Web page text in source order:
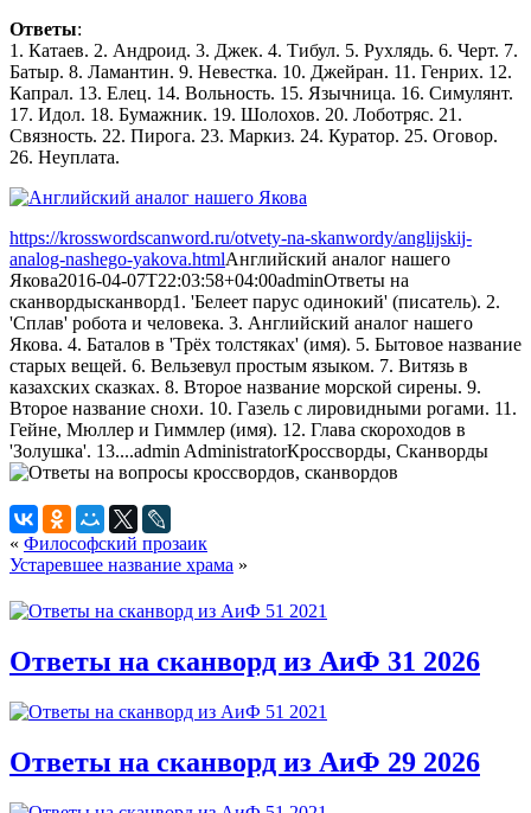
Ответы:
1. Катаев. 2. Андроид. 3. Джек. 4. Тибул. 5. Рухлядь. 6. Черт. 7.
Батыр. 8. Ламантин. 9. Невестка. 10. Джейран. 11. Генрих. 12.
Капрал. 13. Елец. 14. Вольность. 15. Язычница. 16. Симулянт.
17. Идол. 18. Бумажник. 19. Шолохов. 20. Лоботряс. 21.
Связность. 22. Пирога. 23. Маркиз. 24. Куратор. 25. Оговор.
26. Неуплата.
https://krosswordscanword.ru/otvety-na-skanwordy/anglijskij-
analog-nashego-yakova.htmlАнглийский аналог нашего
Якова2016-04-07T22:03:58+04:00adminОтветы на
сканвордысканворд1. 'Белеет парус одинокий' (писатель). 2.
'Сплав' робота и человека. 3. Английский аналог нашего
Якова. 4. Баталов в 'Трёх толстяках' (имя). 5. Бытовое название
старых вещей. 6. Вельзевул простым языком. 7. Витязь в
казахских сказках. 8. Второе название морской сирены. 9.
Второе название снохи. 10. Газель с лировидными рогами. 11.
Гейне, Мюллер и Гиммлер (имя). 12. Глава скороходов в
'Золушка'. 13....admin AdministratorКроссворды, Сканворды
« Философский прозаик
Устаревшее название храма »
Ответы на сканворд из АиФ 31 2026
Ответы на сканворд из АиФ 29 2026